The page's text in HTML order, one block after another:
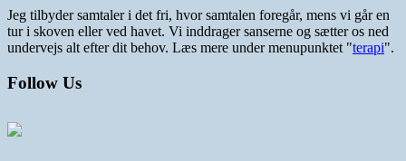
Jeg tilbyder samtaler i det fri, hvor samtalen foregår, mens vi går en
tur i skoven eller ved havet. Vi inddrager sanserne og sætter os ned
undervejs alt efter dit behov. Læs mere under menupunktet "terapi".
Follow Us